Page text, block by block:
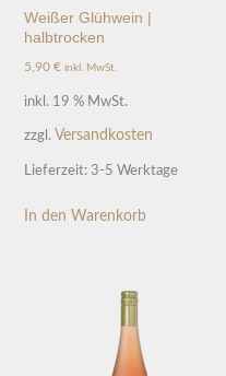
Weißer Glühwein |
halbtrocken
5,90 € inkl. MwSt.
inkl. 19 % MwSt.
zzgl. Versandkosten
Lieferzeit: 3-5 Werktage
In den Warenkorb